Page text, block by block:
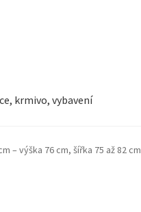
krmivo, vybavení
pro kočky
– výška 76 cm, šířka 75 až 82 cm